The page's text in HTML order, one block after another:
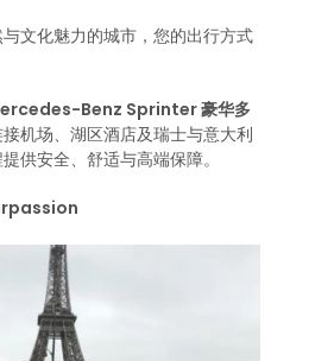
文化魅力的城市，您的出行方式
Benz Sprinter 豪华多
接机场、湖区酒店及瑞士与意大利
供安全、舒适与高端保障。